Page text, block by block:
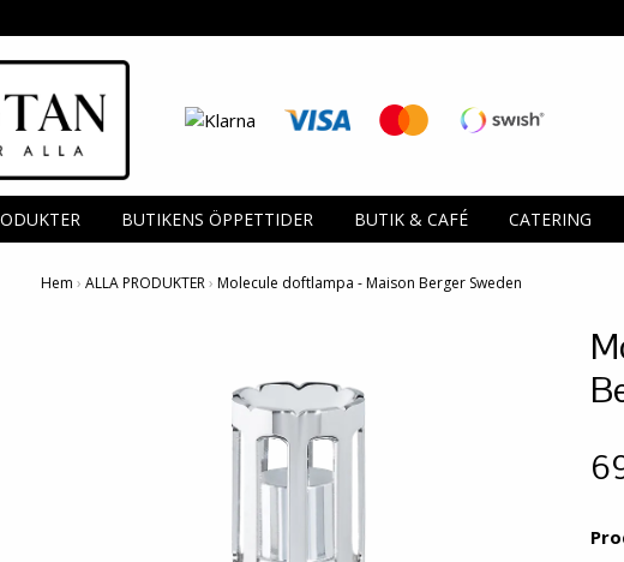
BUTIKENS ÖPPETTIDER BUTIK & CAFÉ CATERING
Hem › ALLA PRODUKTER› Molecule doftlampa - Maison Berger Sweden